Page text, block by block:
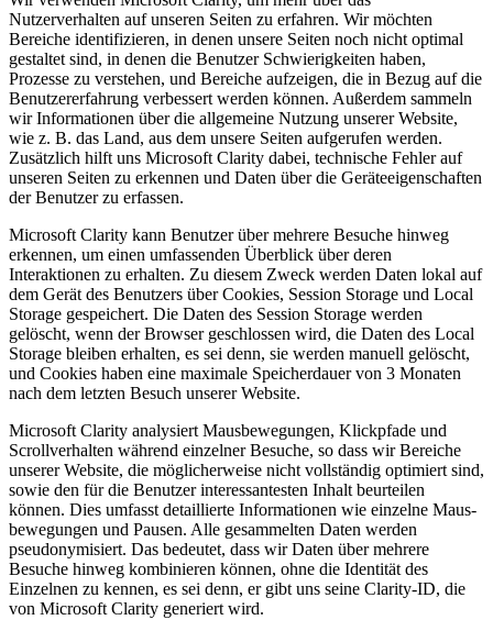
Nutzerverhalten auf unseren Seiten zu erfahren. Wir möchten
Bereiche identifizieren, in denen unsere Seiten noch nicht optimal
gestaltet sind, in denen die Benutzer Schwierigkeiten haben,
Prozesse zu verstehen, und Bereiche aufzeigen, die in Bezug auf die
Benutzererfahrung verbessert werden können. Außerdem sammeln
wir Informationen über die allgemeine Nutzung unserer Website,
wie z. B. das Land, aus dem unsere Seiten aufgerufen werden.
Zusätzlich hilft uns Microsoft Clarity dabei, technische Fehler auf
unseren Seiten zu erkennen und Daten über die Geräteeigenschaften
der Benutzer zu erfassen.
Microsoft Clarity kann Benutzer über mehrere Besuche hinweg
erkennen, um einen umfassenden Überblick über deren
Interaktionen zu erhalten. Zu diesem Zweck werden Daten lokal auf
dem Gerät des Benutzers über Cookies, Session Storage und Local
Storage gespeichert. Die Daten des Session Storage werden
gelöscht, wenn der Browser geschlossen wird, die Daten des Local
Storage bleiben erhalten, es sei denn, sie werden manuell gelöscht,
und Cookies haben eine maximale Speicherdauer von 3 Monaten
nach dem letzten Besuch unserer Website.
Microsoft Clarity analysiert Mausbewegungen, Klickpfade und
Scrollverhalten während einzelner Besuche, so dass wir Bereiche
unserer Website, die möglicherweise nicht vollständig optimiert sind,
sowie den für die Benutzer interessantesten Inhalt beurteilen
können. Dies umfasst detaillierte Informationen wie einzelne Maus-
bewegungen und Pausen. Alle gesammelten Daten werden
pseudonymisiert. Das bedeutet, dass wir Daten über mehrere
Besuche hinweg kombinieren können, ohne die Identität des
Einzelnen zu kennen, es sei denn, er gibt uns seine Clarity-ID, die
von Microsoft Clarity generiert wird.